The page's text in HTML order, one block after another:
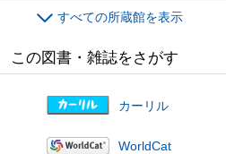
すべての所蔵館を表示
この図書・雑誌をさがす
カーリル
WorldCat